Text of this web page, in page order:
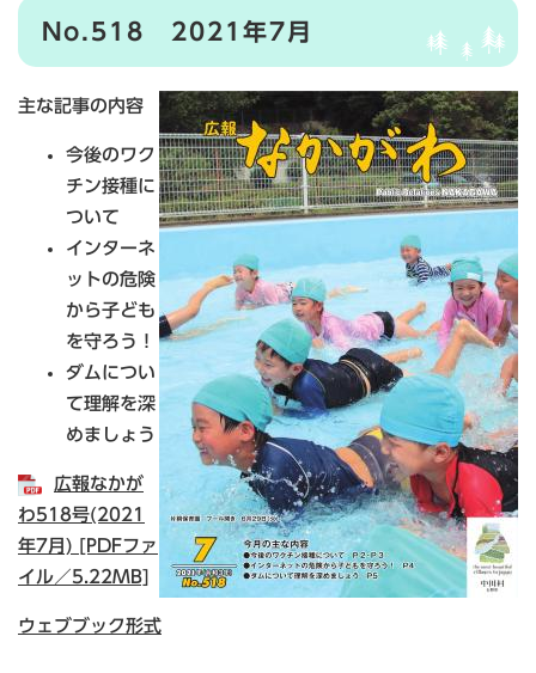
No.518 2021年7月
主な記事の内容
今後のワク
チン接種に
ついて
インターネ
ットの危険
から子ども
を守ろう！
ダムについ
て理解を深
めましょう
広報なかが
わ518号(2021
年7月) [PDFファ
イル／5.22MB]
ウェブブック形式